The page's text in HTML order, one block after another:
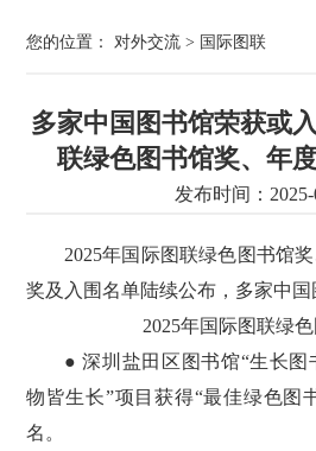
您的位置： 对外交流 > 国际图联
多家中国图书馆荣获或
联绿色图书馆奖、年
发布时间：2025-
2025年国际图联绿色图书馆
奖及入围名单陆续公布，多家中国
2025年国际图联绿
● 深圳盐田区图书馆“生长
物皆生长”项目获得“最佳绿色图
名。